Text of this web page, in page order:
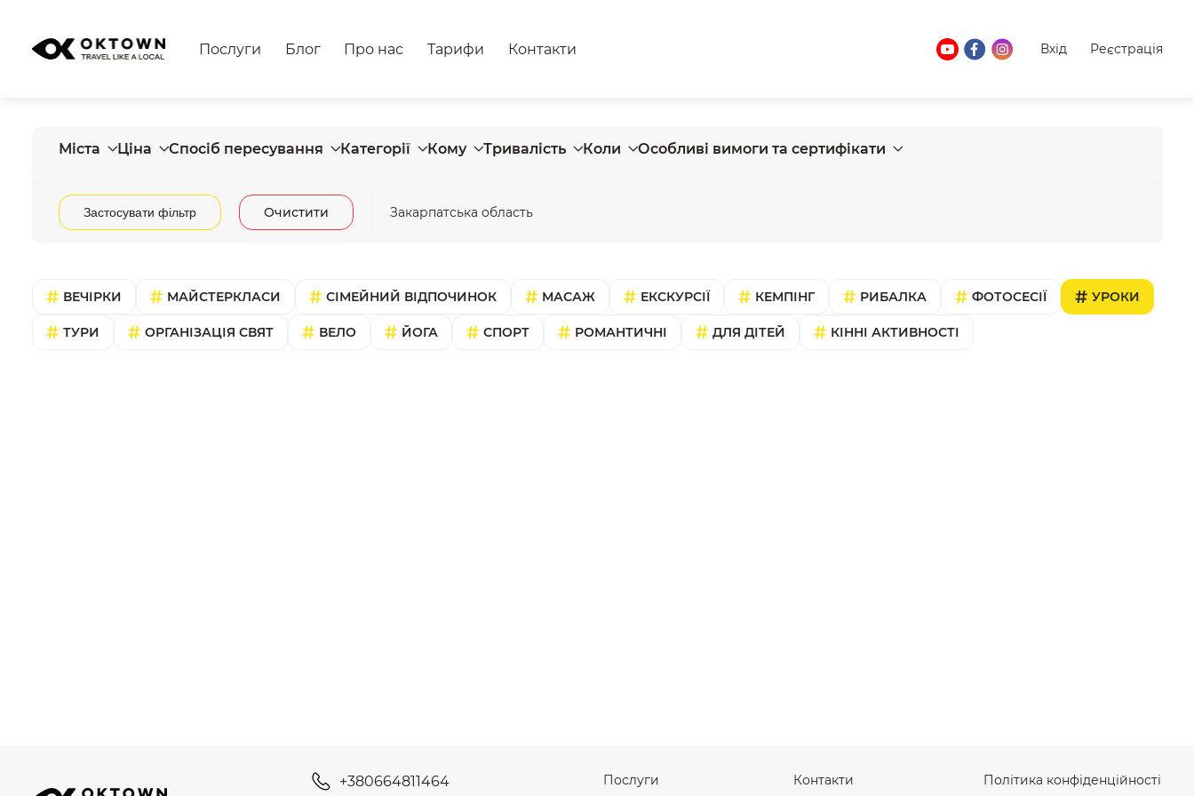
Послуги Блог Про нас Тарифи Контакти Вхід Реєстрація
Міста Ціна Спосіб пересування Категорії Кому Тривалість Коли Особливі вимоги та сертифікати
Застосувати фільтр Очистити Закарпатська область
ВЕЧІРКИ МАЙСТЕРКЛАСИ СІМЕЙНИЙ ВІДПОЧИНОК МАСАЖ ЕКСКУРСІЇ КЕМПІНГ РИБАЛКА ФОТОСЕСІЇ УРОКИ
ТУРИ ОРГАНІЗАЦІЯ СВЯТ ВЕЛО ЙОГА СПОРТ РОМАНТИЧНІ ДЛЯ ДІТЕЙ КІННІ АКТИВНОСТІ
+380664811464 Послуги Контакти Політика конфіденційності